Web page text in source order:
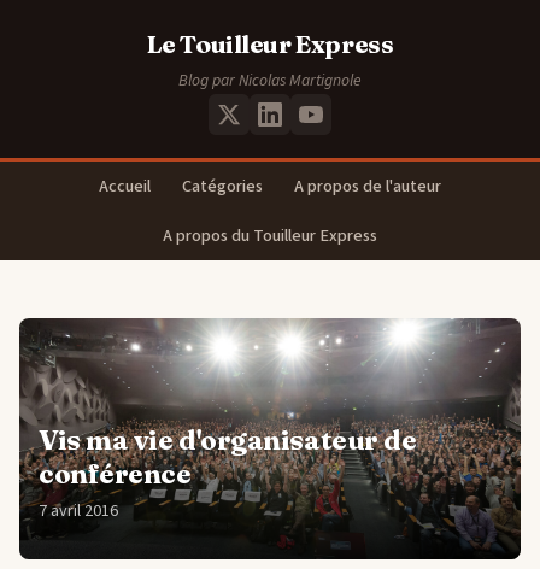
Le Touilleur Express
Blog par Nicolas Martignole
Accueil Catégories
A propos de l'auteur
A propos du Touilleur Express
Vis ma vie d'organisateur de
conférence
7 avril 2016